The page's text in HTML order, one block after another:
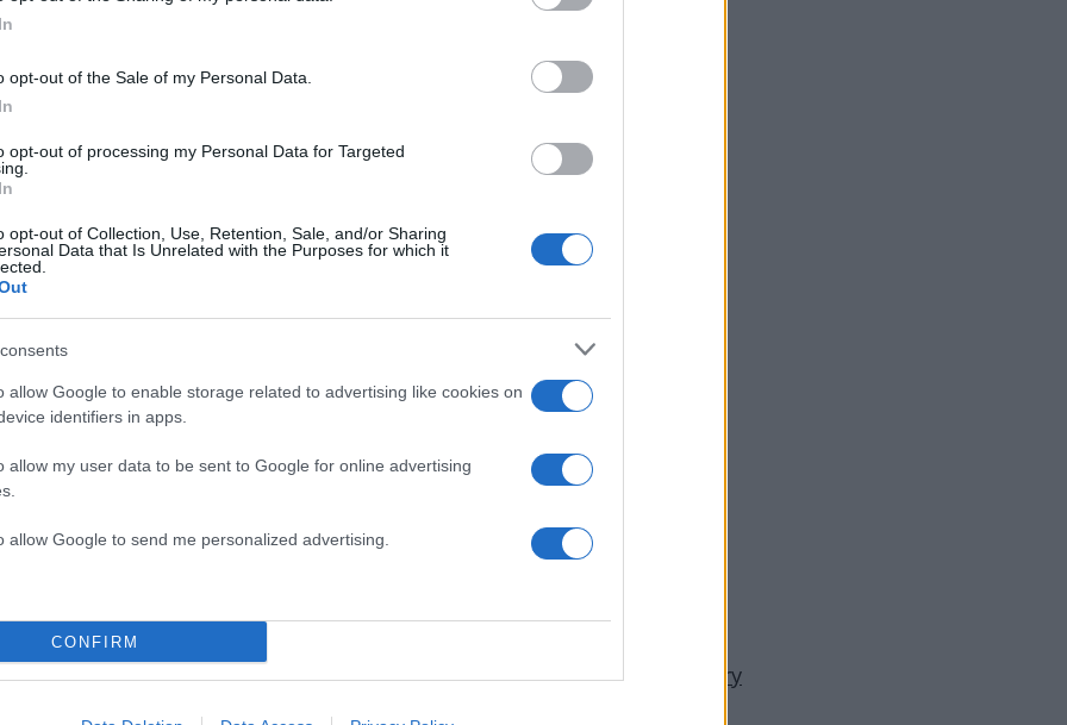
opt-out of the Sale of my Personal Data.
opt-out of processing my Personal Data for Targeted
opt-out of Collection, Use, Retention, Sale, and/or Sharing
Data that Is Unrelated with the Purposes for which it
allow Google to enable storage related to advertising like cookies on
identifiers in apps.
allow my user data to be sent to Google for online advertising
allow Google to send me personalized advertising.
CONFIRM
καρδιά μου – Ήταν από κοινού απόφαση να χωρίσουμε
από τις διακοπές τους στην Γαλλική Πολυνησία
κανένας άνθρωπος από τη ζωή μου – Παιδιάστικο το unfollow»
της νέας της επιτυχίας! Η συνεργασία με τον χορογράφο του Harry